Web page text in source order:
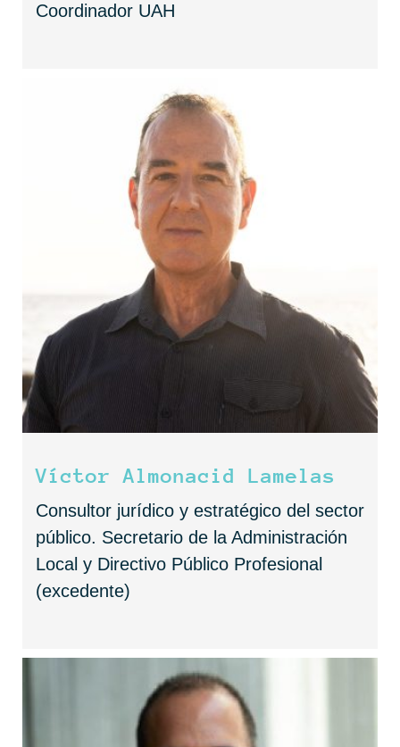
Coordinador UAH
Víctor Almonacid Lamelas
Consultor jurídico y estratégico del sector
público. Secretario de la Administración
Local y Directivo Público Profesional
(excedente)